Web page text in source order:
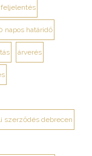
napos határidő
árverés
szerződés debrecen